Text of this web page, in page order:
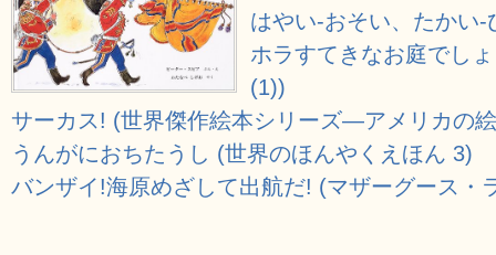
はやい‐おそい、たかい
ホラすてきなお庭でし
(1))
サーカス! (世界傑作絵本シリーズ―アメリカの
うんがにおちたうし (世界のほんやくえほん 3)
バンザイ!海原めざして出航だ! (マザーグース・